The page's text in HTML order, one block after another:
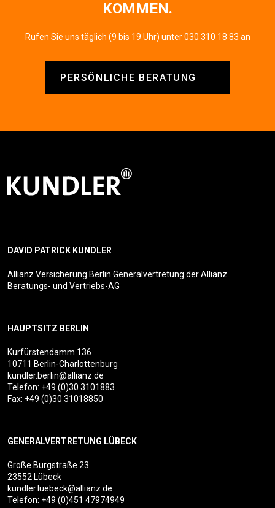
KOMMEN.
Rufen Sie uns täglich (9 bis 19 Uhr) unter 030 310 18 83 an
PERSÖNLICHE BERATUNG
DAVID PATRICK KUNDLER
Allianz Versicherung Berlin Generalvertretung der Allianz
Beratungs- und Vertriebs-AG
HAUPTSITZ BERLIN
Kurfürstendamm 136
10711 Berlin-Charlottenburg
kundler.berlin@allianz.de
Telefon: +49 (0)30 3101883
Fax: +49 (0)30 31018850
GENERALVERTRETUNG LÜBECK
Große Burgstraße 23
23552 Lübeck
kundler.luebeck@allianz.de
Telefon: +49 (0)451 47974949